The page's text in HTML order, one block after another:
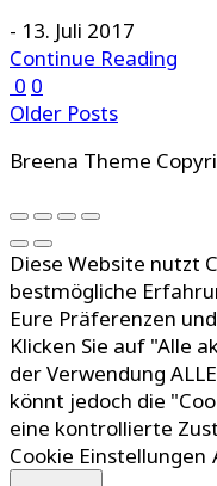
- 13. Juli 2017
Continue Reading
0 0
Older Posts
Breena Theme
Diese Website nutzt
bestmögliche
Eure Präferenzen
Klicken Sie auf "Alle
der Verwendung
könnt jedoch die
eine kontrollierte
Cookie Einstellungen